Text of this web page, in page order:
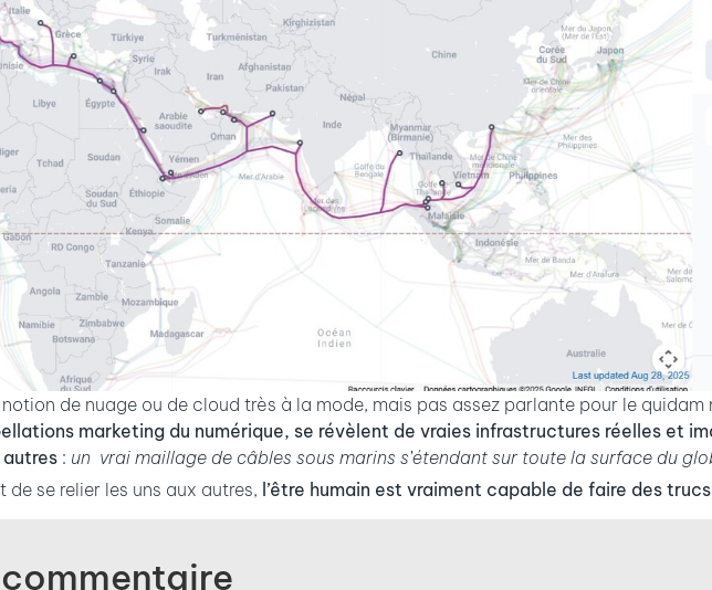
de nuage ou de cloud très à la mode, mais pas assez parlante pour le quidam
marketing du numérique, se révèlent de vraies infrastructures réelles et
: un vrai maillage de câbles sous marins s’étendant sur toute la surface du
de se relier les uns aux autres, l’être humain est vraiment capable de faire des